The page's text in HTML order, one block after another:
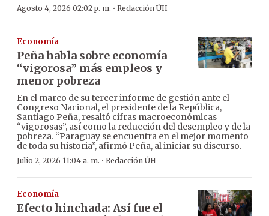
Agosto 4, 2026 02:02 p. m. · Redacción ÚH
Economía
Peña habla sobre economía
“vigorosa” más empleos y
menor pobreza
En el marco de su tercer informe de gestión ante el
Congreso Nacional, el presidente de la República,
Santiago Peña, resaltó cifras macroeconómicas
“vigorosas”, así como la reducción del desempleo y de la
pobreza. “Paraguay se encuentra en el mejor momento
de toda su historia”, afirmó Peña, al iniciar su discurso.
Julio 2, 2026 11:04 a. m. · Redacción ÚH
Economía
Efecto hinchada: Así fue el